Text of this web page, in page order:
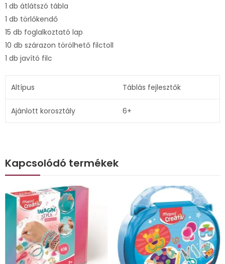
1 db átlátszó tábla
1 db törlőkendő
15 db foglalkoztató lap
10 db szárazon törölhető filctoll
1 db javító filc
Altípus Táblás fejlesztők
Ajánlott korosztály 6+
Kapcsolódó termékek